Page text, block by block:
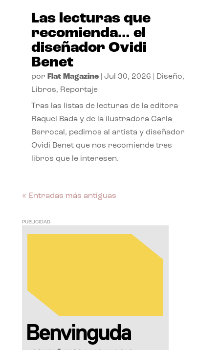
Las lecturas que
recomienda… el
diseñador Ovidi
Benet
por Flat Magazine| Jul 30, 2026 Diseño,
Libros, Reportaje
Tras las listas de lecturas de la editora
Raquel Bada y de la ilustradora Carla
Berrocal, pedimos al artista y diseñador
Ovidi Benet que nos recomiende tres
libros que le interesen.
« Entradas más antiguas
PUBLICIDAD